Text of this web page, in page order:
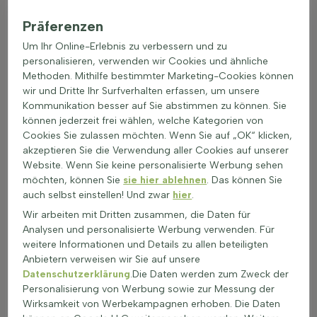
Schutz bieten. Diese Pflanzen sind oft in der Lage, sich an
verschiedene Bedingungen anzupassen, was sie zu einer
ausgezeichneten Wahl für schattenverträgliche Pflanzen
macht. Schattenpflanzen können helfen, das Gleichgewicht
im Garten zu erhalten und die Resistenz gegen Krankheiten zu
erhöhen.
Anwendung unter Bäumen, an Nordseiten &
Fassaden
Gartenpflanzen für Schatten sind ideal für Bereiche im
Garten, die wenig Sonnenlicht erhalten. Diese
schattentoleranten Außenpflanzen bringen Farbe und Leben
Gartenpflanzen für Schatten:
Border: Schattenliebende Pflanzen eignen sich
hervorragend für schattige Beete und schaffen eine
harmonische Atmosphäre.
Gruppen- oder Vakbeplantung: Pflanzen für dunkle
Gärten können in Gruppen gepflanzt werden, um dichte,
Präferenzen
Um Ihr Online-Erlebnis zu verbessern und zu
personalisieren, verwenden wir Cookies und ähnliche
Methoden. Mithilfe bestimmter Marketing-Cookies können
wir und Dritte Ihr Surfverhalten erfassen, um unsere
Kommunikation besser auf Sie abstimmen zu können. Sie
können jederzeit frei wählen, welche Kategorien von
Cookies Sie zulassen möchten. Wenn Sie auf „OK“ klicken,
akzeptieren Sie die Verwendung aller Cookies auf unserer
Website. Wenn Sie keine personalisierte Werbung sehen
möchten, können Sie sie hier ablehnen. Das können Sie
auch selbst einstellen! Und zwar hier.
Wir arbeiten mit Dritten zusammen, die Daten für
Analysen und personalisierte Werbung verwenden. Für
weitere Informationen und Details zu allen beteiligten
Anbietern verweisen wir Sie auf unsere
Datenschutzerklärung.Die Daten werden zum Zweck der
Personalisierung von Werbung sowie zur Messung der
Wirksamkeit von Werbekampagnen erhoben. Die Daten